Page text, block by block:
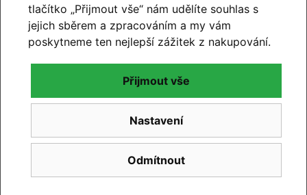
tlačítko „Přijmout vše“ nám udělíte souhlas s
jejich sběrem a zpracováním a my vám
poskytneme ten nejlepší zážitek z nakupování.
Odmítnout
Nastavení
Přijmout vše